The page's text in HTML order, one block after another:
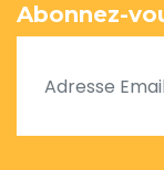
Abonnez-